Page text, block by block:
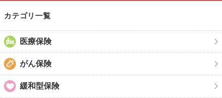
カテゴリ一覧
医療保険
がん保険
緩和型保険